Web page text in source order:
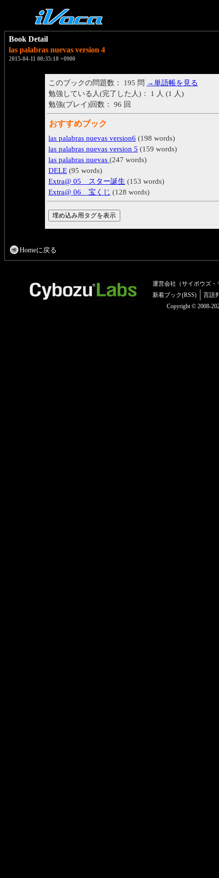
Book Detail
las palabras nuevas version 4
2015-04-11 00:35:18 +0900
このブックの問題数： 195 問 →単語帳を見る
勉強している人(完了した人)： 1 人 (1 人)
勉強(プレイ)回数： 96 回
おすすめブック
las palabras nuevas version6 (198 words)
las palabras nuevas version 5 (159 words)
las palabras nuevas(247 words)
DELE (95 words)
Extra@ 05 スター誕生 (153 words)
Extra@ 06 宝くじ (128 words)
Homeに戻る
運営会社（サイボウズ・
新着ブック(RSS)
言語
Copyright © 2008-